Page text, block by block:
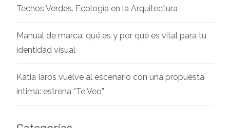
Techos Verdes. Ecología en la Arquitectura
Manual de marca: qué es y por qué es vital para tu
identidad visual
Katia Iaros vuelve al escenario con una propuesta
íntima: estrena “Te Veo”